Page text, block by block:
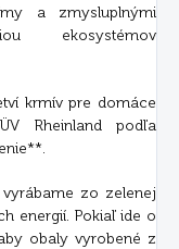
a zmysluplnými
ekosystémov
krmív pre domáce
Rheinland podľa
zo zelenej
energií. Pokiaľ ide o
obaly vyrobené z